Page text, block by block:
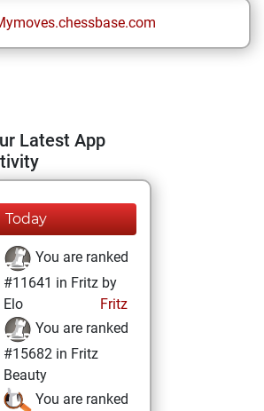
Latest App
Today
You are ranked
#11641 in Fritz by
Elo
Fritz
You are ranked
#15682 in Fritz
Beauty
You are ranked